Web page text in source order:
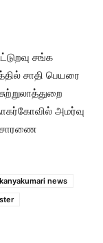
சங்க
சாதி பெயரை
அமர்வு
kanyakumari news